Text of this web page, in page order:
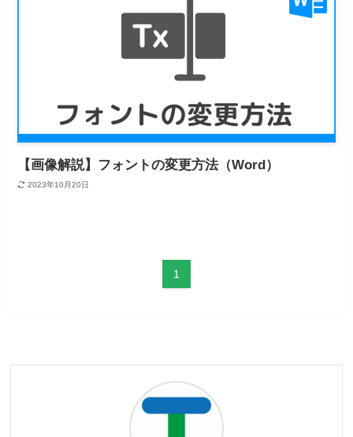
【画像解説】フォントの変更方法（Word）
2023年10月20日
1